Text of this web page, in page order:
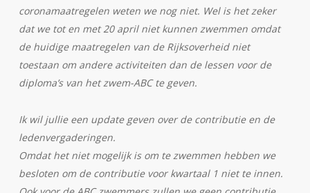
coronamaatregelen weten we nog niet. Wel is het zeker
dat we tot en met 20 april niet kunnen zwemmen omdat
de huidige maatregelen van de Rijksoverheid niet
toestaan om andere activiteiten dan de lessen voor de
diploma’s van het zwem-ABC te geven.
Ik wil jullie een update geven over de contributie en de
ledenvergaderingen.
Omdat het niet mogelijk is om te zwemmen hebben we
besloten om de contributie voor kwartaal 1 niet te innen.